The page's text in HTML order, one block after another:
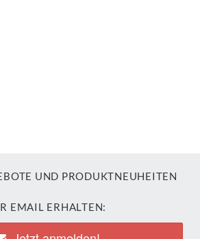
UND PRODUKTNEUHEITEN
EMAIL ERHALTEN: